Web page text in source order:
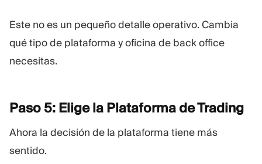
Este no es un pequeño detalle operativo. Cambia
qué tipo de plataforma y oficina de back office
necesitas.
Paso 5: Elige la Plataforma deTrading
Ahora la decisión de la plataforma tiene más
sentido.